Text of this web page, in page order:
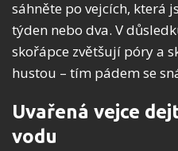
sáhněte po vejcích, která
týden nebo dva. V
skořápce zvětšují póry a
hustou – tím pádem se
Uvařená vejce
vodu